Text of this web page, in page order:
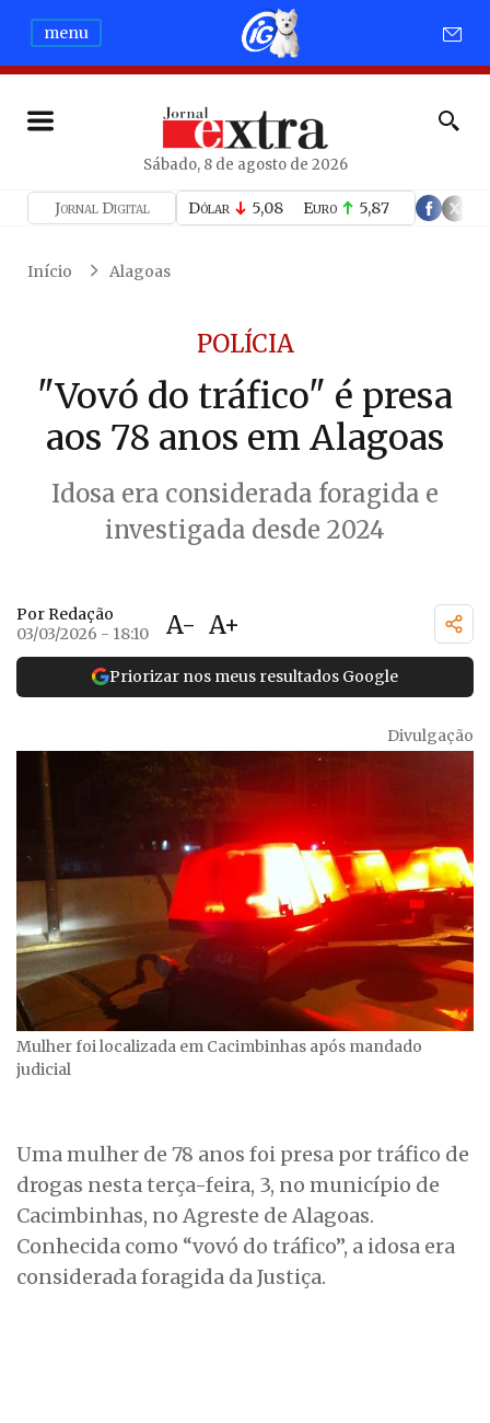
menu
Sábado, 8 de agosto de 2026
Jornal Digital Dólar 5,08 Euro 5,87
Início Alagoas
POLÍCIA
"Vovó do tráfico" é presa
aos 78 anos em Alagoas
Idosa era considerada foragida e
investigada desde 2024
Por Redação
03/03/2026 - 18:10
A- A+
Priorizar nos meus resultados Google
Divulgação
Mulher foi localizada em Cacimbinhas após mandado
judicial
Uma mulher de 78 anos foi presa por tráfico de
drogas nesta terça-feira, 3, no município de
Cacimbinhas, no Agreste de Alagoas.
Conhecida como “vovó do tráfico”, a idosa era
considerada foragida da Justiça.